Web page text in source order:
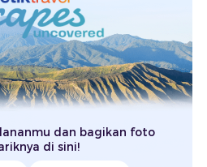
dan bagikan foto
di sini!